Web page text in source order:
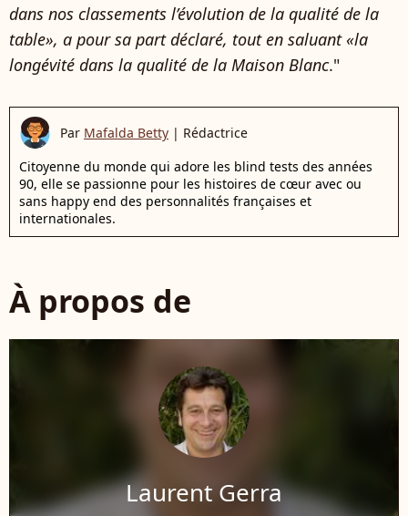
dans nos classements l’évolution de la qualité de la
table», a pour sa part déclaré, tout en saluant «la
longévité dans la qualité de la Maison Blanc."
Par Mafalda Betty | Rédactrice
Citoyenne du monde qui adore les blind tests des années
90, elle se passionne pour les histoires de cœur avec ou
sans happy end des personnalités françaises et
internationales.
À propos de
Laurent Gerra